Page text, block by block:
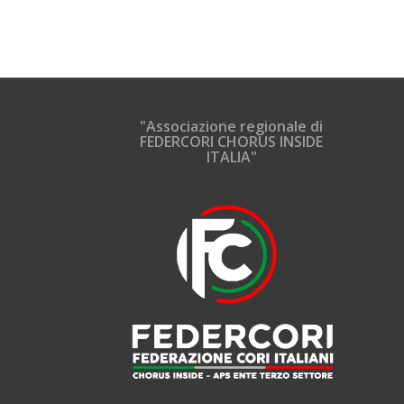
"Associazione regionale di
FEDERCORI CHORUS INSIDE
ITALIA"